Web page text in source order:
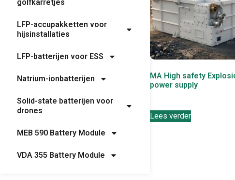
golfkarretjes
LFP-accupakketten voor
hijsinstallaties
LFP-batterijen voor ESS
Natrium-ionbatterijen
Solid-state batterijen voor
drones
MEB 590 Battery Module
VDA 355 Battery Module
MA High safety
power supply
Lees verder